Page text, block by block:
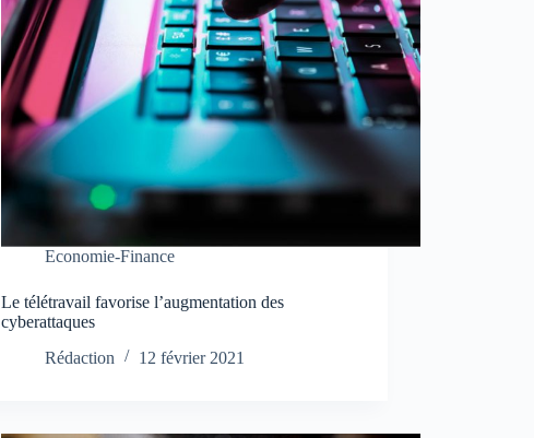
Economie-Finance
Le télétravail favorise l’augmentation des
cyberattaques
Rédaction
12 février 2021